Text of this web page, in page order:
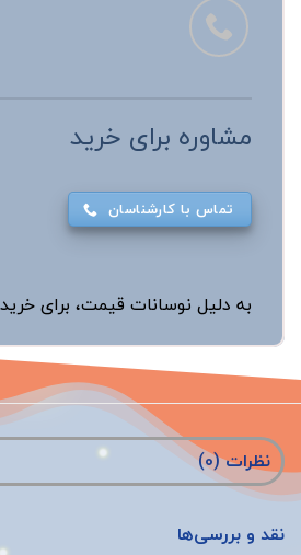
مشاوره برای خرید
تماس با کارشناسان
به دلیل نوسانات قیمت، برای
نظرات (0)
نقد و بررسی‌ها